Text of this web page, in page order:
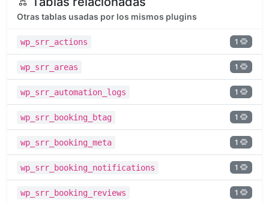
Otras tablas usadas por los mismos plugins
wp_srr_actions 1
wp_srr_areas 1
wp_srr_automation_logs 1
wp_srr_booking_btag 1
wp_srr_booking_meta 1
wp_srr_booking_notifications 1
wp_srr_booking_reviews 1